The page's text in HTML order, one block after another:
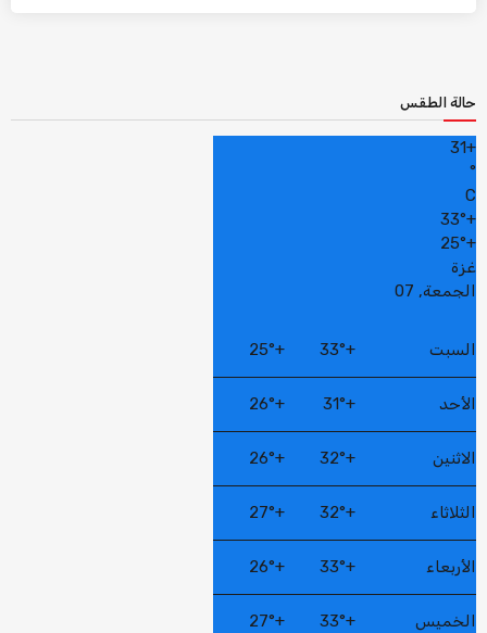
حالة الطقس
+
31
°
C
+
33°
+
25°
غزة
الجمعة, 07
السبت +
33°
+
25°
الأحد +
31°
+
26°
الاثنين +
32°
+
26°
الثلاثاء +
32°
+
27°
الأربعاء +
33°
+
26°
الخميس +
33°
+
27°